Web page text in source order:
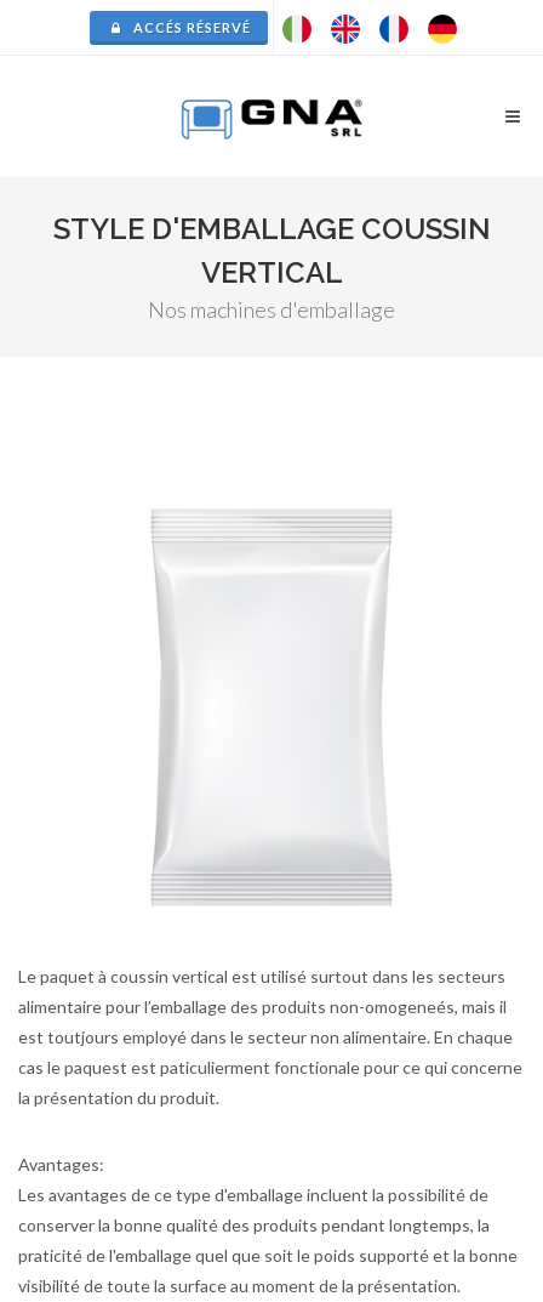
ACCÉS RÉSERVÉ
STYLE D'EMBALLAGE COUSSIN
VERTICAL
Nos machines d'emballage
Le paquet à coussin vertical est utilisé surtout dans les secteurs
alimentaire pour l’emballage des produits non-omogeneés, mais il
est toutjours employé dans le secteur non alimentaire. En chaque
cas le paquest est paticulierment fonctionale pour ce qui concerne
la présentation du produit.
Avantages:
Les avantages de ce type d'emballage incluent la possibilité de
conserver la bonne qualité des produits pendant longtemps, la
praticité de l'emballage quel que soit le poids supporté et la bonne
visibilité de toute la surface au moment de la présentation.